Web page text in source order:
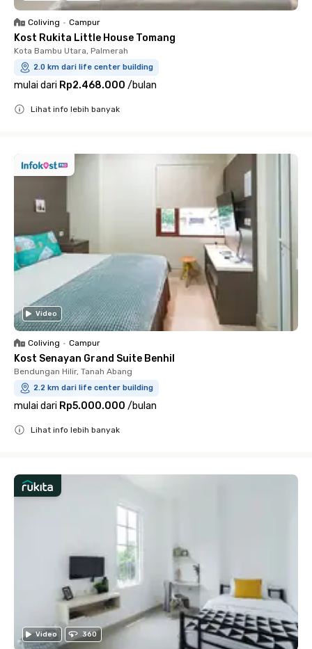
Coliving • Campur
Kost Rukita Little House Tomang
Kota Bambu Utara, Palmerah
2.0 km dari life center building
mulai dari Rp2.468.000 /bulan
Lihat info lebih banyak
Video
Coliving • Campur
Kost Senayan Grand Suite Benhil
Bendungan Hilir, Tanah Abang
2.2 km dari life center building
mulai dari Rp5.000.000 /bulan
Lihat info lebih banyak
Video 360